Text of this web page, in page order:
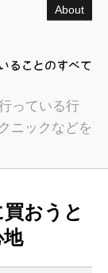
About
っている行
ニックなどを
おうと